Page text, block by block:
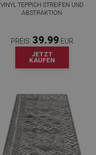
VINYL TEPPICH STREIFEN UND
ABSTRAKTION
PREIS: 39.99 EUR
JETZT
KAUFEN